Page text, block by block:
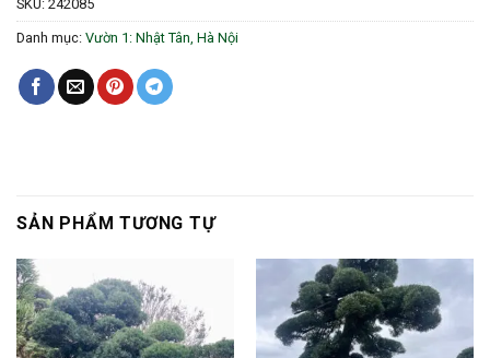
SKU: 242085
Danh mục: Vườn 1: Nhật Tân, Hà Nội
SẢN PHẨM TƯƠNG TỰ